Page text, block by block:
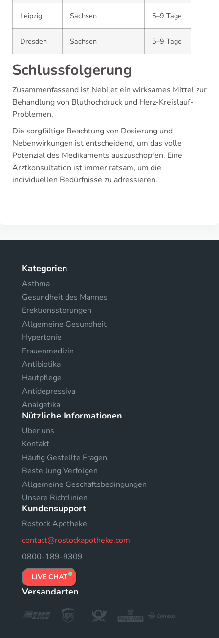
Leipzig Sachsen 5–9 Tage
Dresden Sachsen 5–9 Tage
Schlussfolgerung
Zusammenfassend ist Nebilet ein wirksames Mittel zur
Behandlung von Bluthochdruck und Herz-Kreislauf-
Problemen.
Die sorgfältige Beachtung von Dosierung und
Nebenwirkungen ist entscheidend, um das volle
Potenzial des Medikaments auszuschöpfen. Eine
Arztkonsultation ist immer ratsam, um die
individuellen Bedürfnisse zu adressieren.
Kategorien
Asthma
Gesundheit des Mannes
Erektionsstörungen
Allgemeine Gesundheit
Hypertonie
Frauenmedizin
Antibiotika
Hautpflege
Antidepressiva
Analgetika
Nützliche Informationen
Uber uns
Kontakt
Häufig Gestellte Fragen
Bestellung Verfolgen
Allgemeine Geschäftsbedingungen
Unsere Richtlinien
Kundensupport
Rostock Apotheke
contact@rostockapotheke.com
0800-189-9309
LIVE CHAT
Versandarten